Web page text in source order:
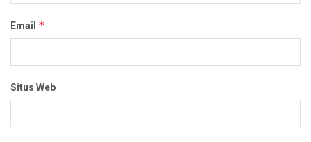
Email *
Situs Web